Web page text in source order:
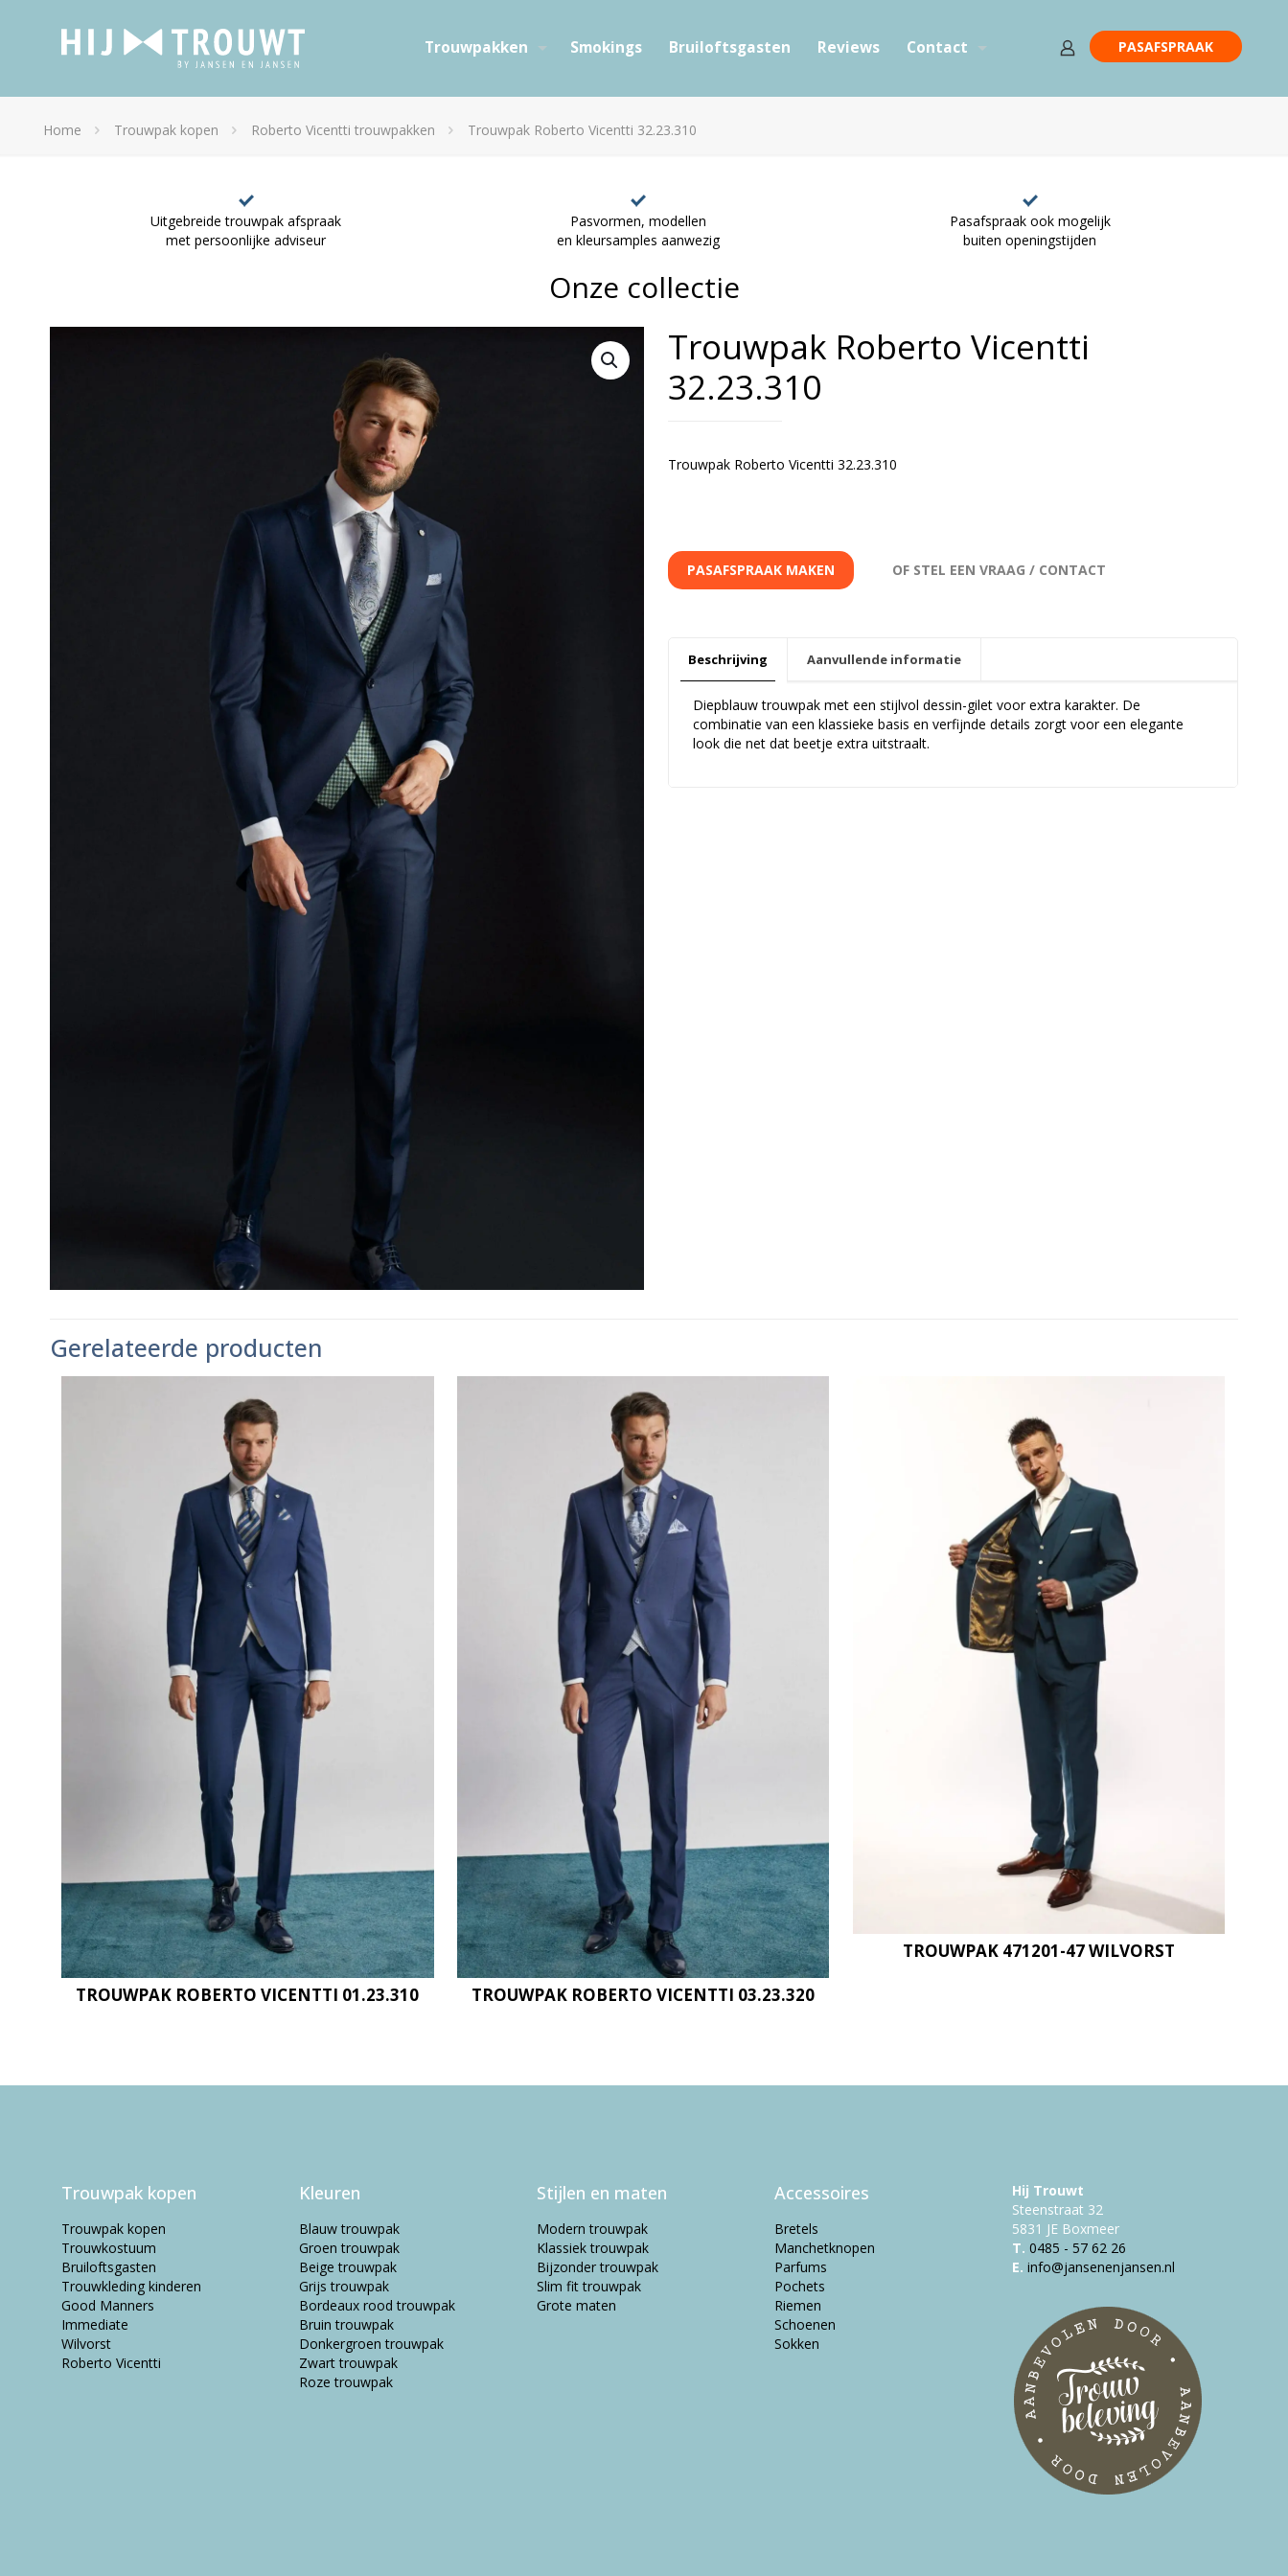
Trouwpakken Smokings Bruiloftsgasten Reviews Contact PASAFSPRAAK
Home Trouwpak kopen Roberto Vicentti trouwpakken Trouwpak Roberto Vicentti 32.23.310
Uitgebreide trouwpak afspraak
met persoonlijke adviseur
Pasvormen, modellen
en kleursamples aanwezig
Pasafspraak ook mogelijk
buiten openingstijden
Onze collectie
Trouwpak Roberto Vicentti
32.23.310
Trouwpak Roberto Vicentti 32.23.310
PASAFSPRAAK MAKEN OF STEL EEN VRAAG / CONTACT
Beschrijving Aanvullende informatie
Diepblauw trouwpak met een stijlvol dessin-gilet voor extra karakter. De
combinatie van een klassieke basis en verfijnde details zorgt voor een elegante
look die net dat beetje extra uitstraalt.
Gerelateerde producten
TROUWPAK ROBERTO VICENTTI 01.23.310 TROUWPAK ROBERTO VICENTTI 03.23.320
TROUWPAK 471201-47 WILVORST
Trouwpak kopen
Trouwpak kopen
Trouwkostuum
Bruiloftsgasten
Trouwkleding kinderen
Good Manners
Immediate
Wilvorst
Roberto Vicentti
Kleuren
Blauw trouwpak
Groen trouwpak
Beige trouwpak
Grijs trouwpak
Bordeaux rood trouwpak
Bruin trouwpak
Donkergroen trouwpak
Zwart trouwpak
Roze trouwpak
Stijlen en maten
Modern trouwpak
Klassiek trouwpak
Bijzonder trouwpak
Slim fit trouwpak
Grote maten
Accessoires
Bretels
Manchetknopen
Parfums
Pochets
Riemen
Schoenen
Sokken
Hij Trouwt
Steenstraat 32
5831 JE Boxmeer
T. 0485 - 57 62 26
E. info@jansenenjansen.nl